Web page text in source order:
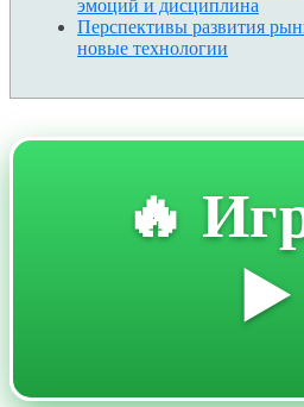
эмоций и дисциплина
Перспективы развития
новые технологии
🔥
▶️